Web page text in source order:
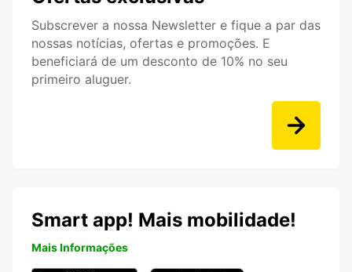
Subscrever a nossa Newsletter e fique a par das
nossas notícias, ofertas e promoções. E
beneficiará de um desconto de 10% no seu
primeiro aluguer.
Smart app! Mais mobilidade!
Mais Informações